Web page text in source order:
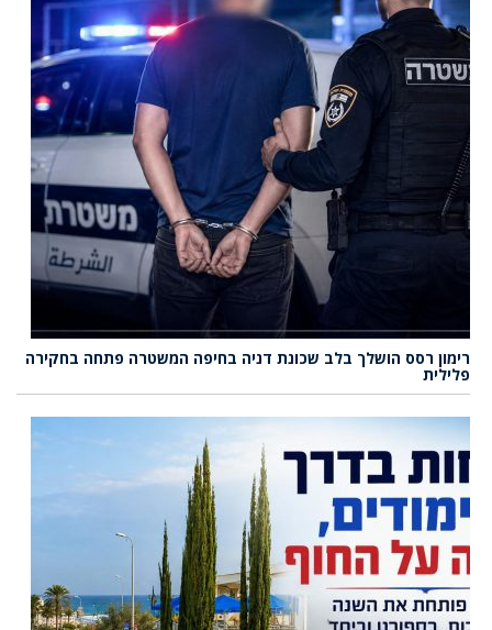
רימון רסס הושלך בלב שכונת דניה בחיפה המשטרה פתחה בחקירה
פלילית